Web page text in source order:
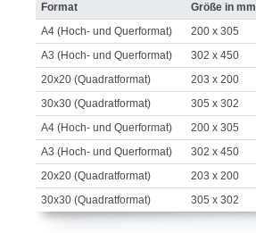
Format
Größe in mm
A4 (Hoch- und Querformat)
200 x 305
A3 (Hoch- und Querformat)
302 x 450
20x20 (Quadratformat)
203 x 200
30x30 (Quadratformat)
305 x 302
A4 (Hoch- und Querformat)
200 x 305
A3 (Hoch- und Querformat)
302 x 450
20x20 (Quadratformat)
203 x 200
30x30 (Quadratformat)
305 x 302